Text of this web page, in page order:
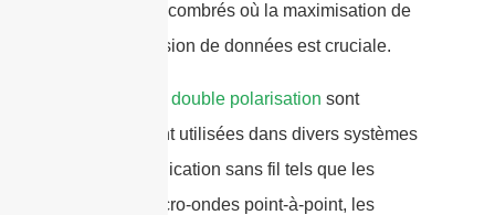
spectres encombrés où la maximisation de
la transmission de données est cruciale.
Antennes à double polarisation sont
couramment utilisées dans divers systèmes
de communication sans fil tels que les
liaisons micro-ondes point-à-point, les